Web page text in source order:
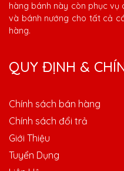
hàng bánh này còn phục vụ
và bánh nướng cho tất cả
hàng.
QUY ĐỊNH &
Chính sách bán hàng
Chính sách đổi trả
Giới Thiệu
Tuyển Dụng